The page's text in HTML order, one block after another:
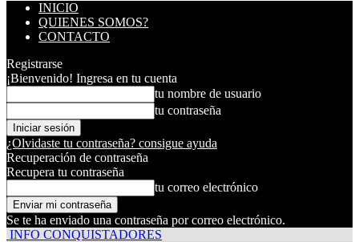
INICIO
QUIENES SOMOS?
CONTACTO
Registrarse
¡Bienvenido! Ingresa en tu cuenta
tu nombre de usuario
tu contraseña
¿Olvidaste tu contraseña? consigue ayuda
Recuperación de contraseña
Recupera tu contraseña
tu correo electrónico
Se te ha enviado una contraseña por correo electrónico.
INFO CONQUISTADORES